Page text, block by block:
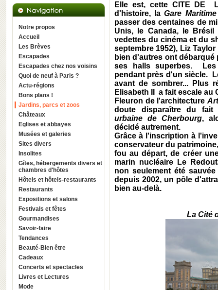
Notre propos
Accueil
Les Brèves
Escapades
Escapades chez nos voisins
Quoi de neuf à Paris ?
Actu-régions
Bons plans !
Jardins, parcs et zoos
Châteaux
Eglises et abbayes
Musées et galeries
Sites divers
Insolites
Gîtes, hébergements divers et
chambres d'hôtes
Hôtels et hôtels-restaurants
Restaurants
Expositions et salons
Festivals et fêtes
Gourmandises
Savoir-faire
Tendances
Beauté-Bien être
Cadeaux
Concerts et spectacles
Livres et Lectures
Mode
Elle est, cette CITE DE
d'histoire, laGare
passer des centaines de
Unis, le Canada, le Brésil
vedettes du cinéma et du
septembre 1952), Liz Taylor
bien d'autres ont débarqué
ses halls superbes.
pendant près d'un siècle.
avant de sombrer... Plus
Elisabeth II
a fait escale au
Fleuron de l'architecture
doute disparaître du
urbaine de Cherbourg,
décidé autrement.
Grâce à l'inscription à
conservateur du
fou au départ, de créer
marin nucléaire
Le
non seulement été
depuis 2002, un pôle
bien au-delà.
La Cité